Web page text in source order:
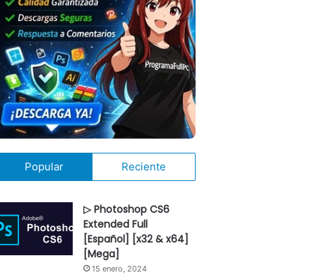
Popular Reciente
▷ Photoshop CS6
Extended Full
[Español] [x32 & x64]
[Mega]
15 enero, 2024